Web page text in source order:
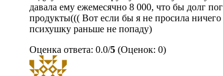
давала ему ежемесячно 8 000, что бы долг
продукты((( Вот если бы я не просила
психушку раньше не попаду)
Оценка ответа: 0.0/5 (Оценок: 0)